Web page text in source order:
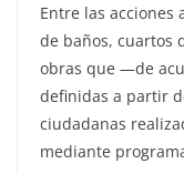
Entre las acciones
de baños, cuartos
obras que —de
definidas a partir
ciudadanas
mediante